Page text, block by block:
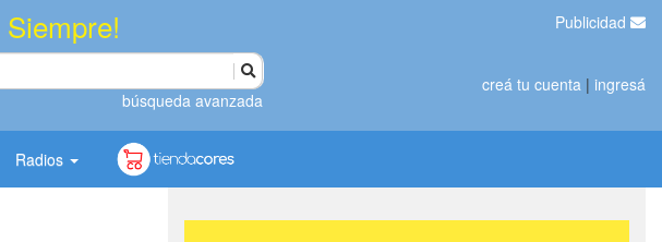
Siempre!
búsqueda avanzada
Publicidad
creá tu cuenta | ingresá
Radios